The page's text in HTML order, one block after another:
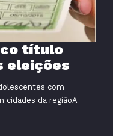
título
eleições
com
cidades da regiãoA